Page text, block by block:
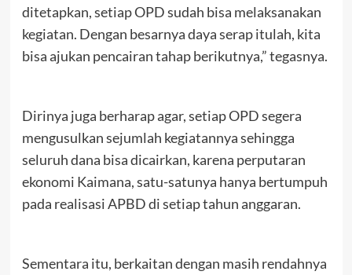
ditetapkan, setiap OPD sudah bisa melaksanakan
kegiatan. Dengan besarnya daya serap itulah, kita
bisa ajukan pencairan tahap berikutnya,” tegasnya.
Dirinya juga berharap agar, setiap OPD segera
mengusulkan sejumlah kegiatannya sehingga
seluruh dana bisa dicairkan, karena perputaran
ekonomi Kaimana, satu-satunya hanya bertumpuh
pada realisasi APBD di setiap tahun anggaran.
Sementara itu, berkaitan dengan masih rendahnya